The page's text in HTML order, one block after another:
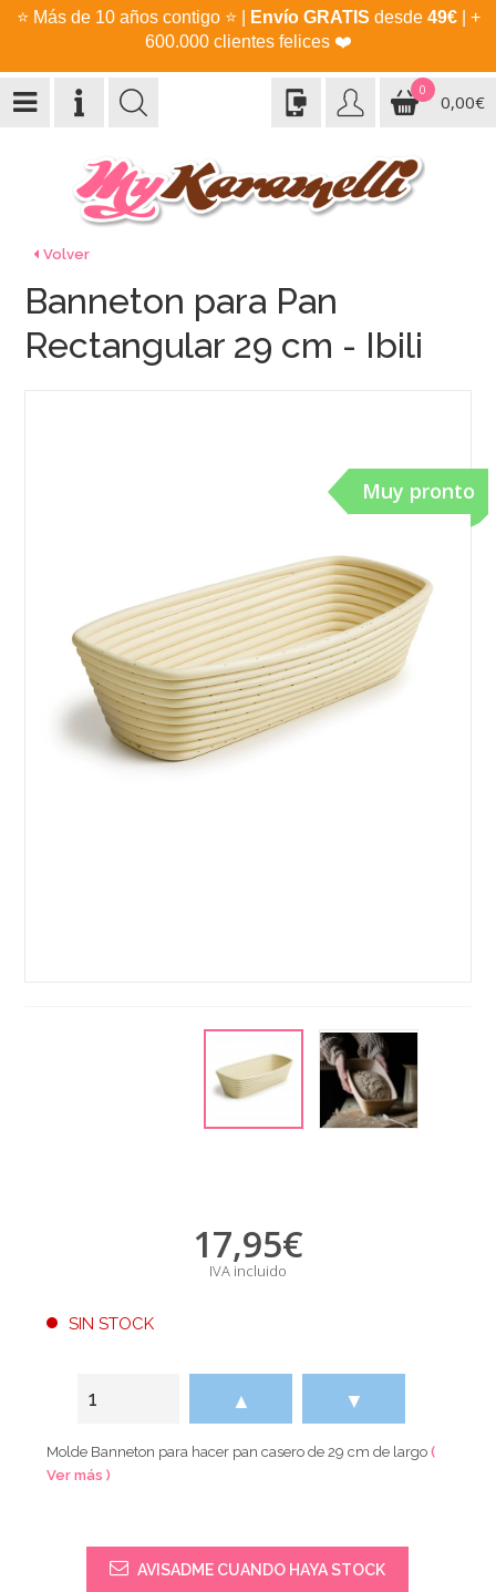
⭐ Más de 10 años contigo ⭐ Envío GRATIS desde 49€| +
600.000 clientes felices ❤️
0
0,00€
Volver
Muy pronto
Banneton para Pan
Rectangular 29 cm - Ibili
17,95€
IVA incluido
SIN STOCK
▲ ▼
Molde Banneton para hacer pan casero de 29 cm de largo(
Ver más )
AVISADME CUANDO HAYA STOCK